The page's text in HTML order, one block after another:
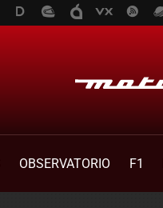
OBSERVATORIO F1